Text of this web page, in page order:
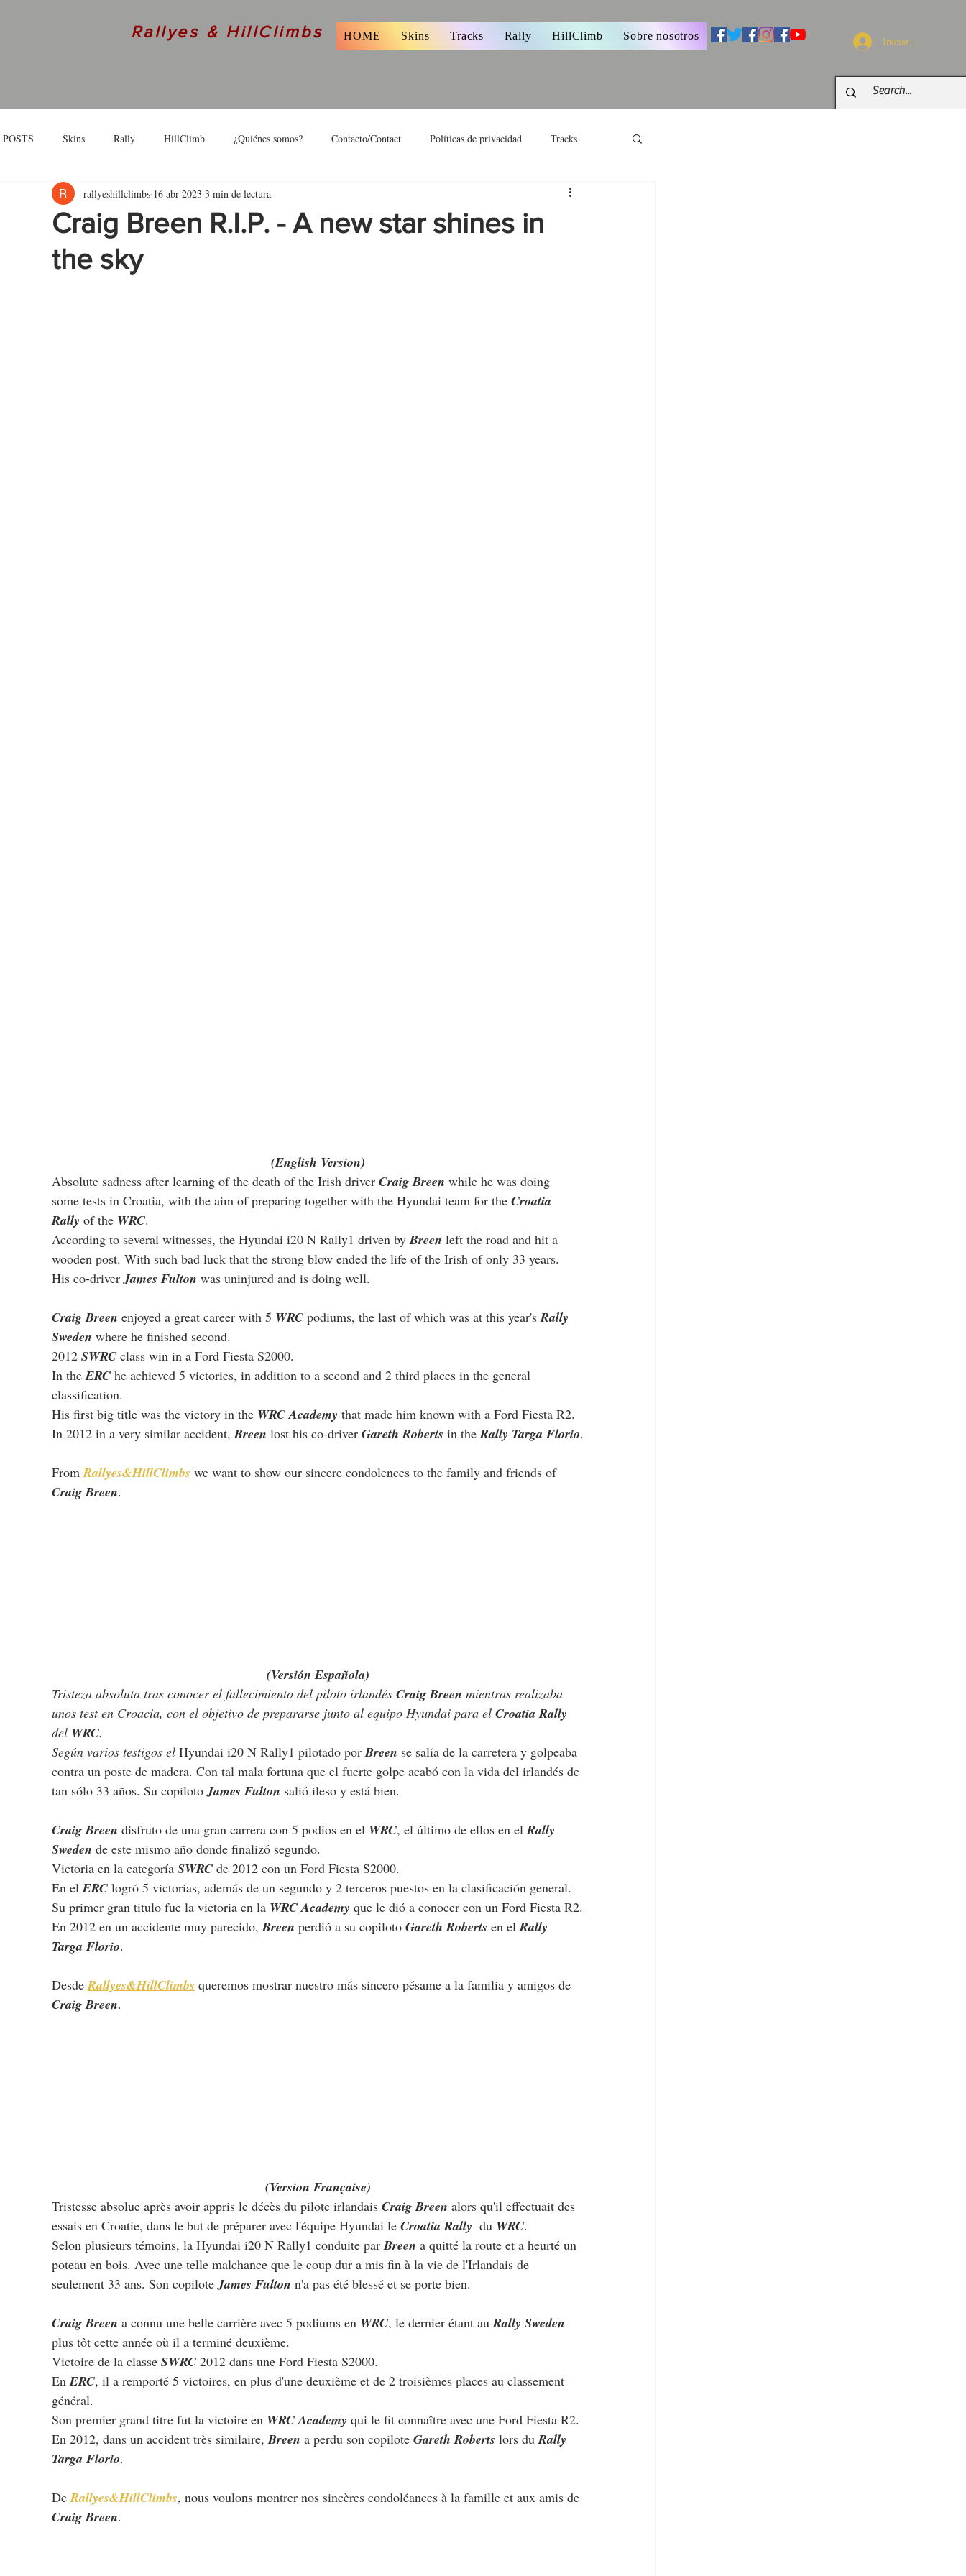
Rallyes & HillClimbs HOME Skins Tracks Rally HillClimb Sobre nosotros Iniciar sesión
Skins Rally HillClimb ¿Quiénes somos? Contacto/Contact Políticas de privacidad Tracks
Interview
Craig Breen R.I.P. - A new star shines in
the sky
rallyeshillclimbs 16 abr 2023 3 min de lectura
(English Version)
Absolute sadness after learning of the death of the Irish driver Craig Breen while he was doing
some tests in Croatia, with the aim of preparing together with the Hyundai team for the Croatia
Rally of the WRC.
According to several witnesses, the Hyundai i20 N Rally1 driven by Breen left the road and hit a
wooden post. With such bad luck that the strong blow ended the life of the Irish of only 33 years.
His co-driver James Fulton was uninjured and is doing well.
Craig Breen enjoyed a great career with 5 WRC podiums, the last of which was at this year's Rally
Sweden where he finished second.
2012 SWRC class win in a Ford Fiesta S2000.
In the ERC he achieved 5 victories, in addition to a second and 2 third places in the general
classification.
His first big title was the victory in the WRC Academy that made him known with a Ford Fiesta R2.
In 2012 in a very similar accident, Breen lost his co-driver Gareth Roberts in the Rally Targa Florio.
From Rallyes&HillClimbs we want to show our sincere condolences to the family and friends of
Craig Breen.
(Versión Española)
Tristeza absoluta tras conocer el fallecimiento del piloto irlandés Craig Breen mientras realizaba
unos test en Croacia, con el objetivo de prepararse junto al equipo Hyundai para el Croatia Rally
del WRC.
Según varios testigos el Hyundai i20 N Rally1 pilotado por Breen se salía de la carretera y golpeaba
contra un poste de madera. Con tal mala fortuna que el fuerte golpe acabó con la vida del irlandés de
tan sólo 33 años. Su copiloto James Fulton salió ileso y está bien.
Craig Breen disfruto de una gran carrera con 5 podios en el WRC, el último de ellos en el Rally
Sweden de este mismo año donde finalizó segundo.
Victoria en la categoría SWRC de 2012 con un Ford Fiesta S2000.
En el ERC logró 5 victorias, además de un segundo y 2 terceros puestos en la clasificación general.
Su primer gran titulo fue la victoria en la WRC Academy que le dió a conocer con un Ford Fiesta R2.
En 2012 en un accidente muy parecido, Breen perdió a su copiloto Gareth Roberts en el Rally
Targa Florio.
Desde Rallyes&HillClimbs queremos mostrar nuestro más sincero pésame a la familia y amigos de
Craig Breen.
(Version Française)
Tristesse absolue après avoir appris le décès du pilote irlandais Craig Breen alors qu'il effectuait des
essais en Croatie, dans le but de préparer avec l'équipe Hyundai le Croatia Rally du WRC.
Selon plusieurs témoins, la Hyundai i20 N Rally1 conduite par Breen a quitté la route et a heurté un
poteau en bois. Avec une telle malchance que le coup dur a mis fin à la vie de l'Irlandais de
seulement 33 ans. Son copilote James Fulton n'a pas été blessé et se porte bien.
Craig Breen a connu une belle carrière avec 5 podiums en WRC, le dernier étant au Rally Sweden
plus tôt cette année où il a terminé deuxième.
Victoire de la classe SWRC 2012 dans une Ford Fiesta S2000.
En ERC, il a remporté 5 victoires, en plus d'une deuxième et de 2 troisièmes places au classement
général.
Son premier grand titre fut la victoire en WRC Academy qui le fit connaître avec une Ford Fiesta R2.
En 2012, dans un accident très similaire, Breen a perdu son copilote Gareth Roberts lors du Rally
Targa Florio.
De Rallyes&HillClimbs, nous voulons montrer nos sincères condoléances à la famille et aux amis de
Craig Breen.